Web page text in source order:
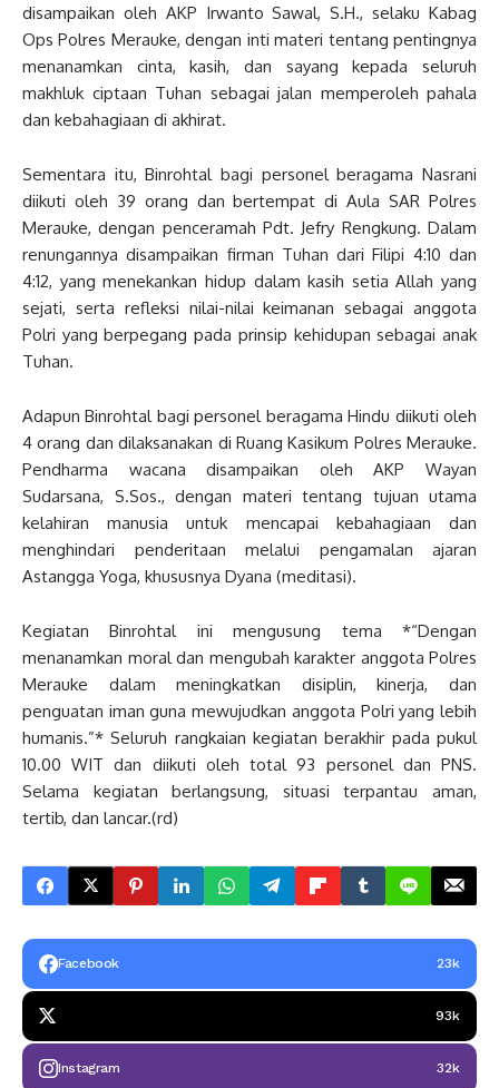
disampaikan oleh AKP Irwanto Sawal, S.H., selaku Kabag
Ops Polres Merauke, dengan inti materi tentang pentingnya
menanamkan cinta, kasih, dan sayang kepada seluruh
makhluk ciptaan Tuhan sebagai jalan memperoleh pahala
dan kebahagiaan di akhirat.
Sementara itu, Binrohtal bagi personel beragama Nasrani
diikuti oleh 39 orang dan bertempat di Aula SAR Polres
Merauke, dengan penceramah Pdt. Jefry Rengkung. Dalam
renungannya disampaikan firman Tuhan dari Filipi 4:10 dan
4:12, yang menekankan hidup dalam kasih setia Allah yang
sejati, serta refleksi nilai-nilai keimanan sebagai anggota
Polri yang berpegang pada prinsip kehidupan sebagai anak
Tuhan.
Adapun Binrohtal bagi personel beragama Hindu diikuti oleh
4 orang dan dilaksanakan di Ruang Kasikum Polres Merauke.
Pendharma wacana disampaikan oleh AKP Wayan
Sudarsana, S.Sos., dengan materi tentang tujuan utama
kelahiran manusia untuk mencapai kebahagiaan dan
menghindari penderitaan melalui pengamalan ajaran
Astangga Yoga, khususnya Dyana (meditasi).
Kegiatan Binrohtal ini mengusung tema *“Dengan
menanamkan moral dan mengubah karakter anggota Polres
Merauke dalam meningkatkan disiplin, kinerja, dan
penguatan iman guna mewujudkan anggota Polri yang lebih
humanis.”* Seluruh rangkaian kegiatan berakhir pada pukul
10.00 WIT dan diikuti oleh total 93 personel dan PNS.
Selama kegiatan berlangsung, situasi terpantau aman,
tertib, dan lancar.(rd)
Facebook 23k
93k
Instagram 32k